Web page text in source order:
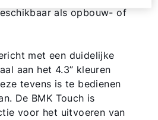
als opbouw- of
met een duidelijke
aan het 4.3” kleuren
tevens is te bedienen
De BMK Touch is
voor het uitvoeren van
Service